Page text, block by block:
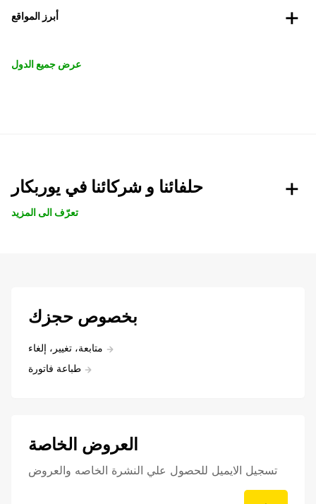
أبرز المواقع
عرض جميع الدول
حلفائنا و شركائنا في يوربكار
تعرّف الى المزيد
بخصوص حجزك
متابعة، تغيير، إلغاء
طباعة فاتورة
العروض الخاصة
تسجيل الايميل للحصول علي النشرة الخاصه والعروض